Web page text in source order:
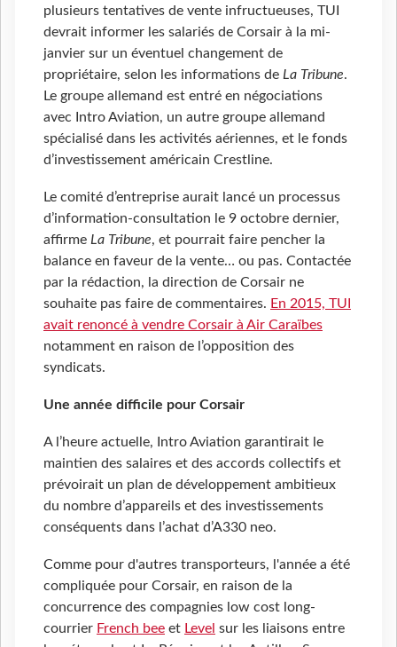
plusieurs tentatives de vente infructueuses, TUI
devrait informer les salariés de Corsair à la mi-
janvier sur un éventuel changement de
propriétaire, selon les informations de La Tribune.
Le groupe allemand est entré en négociations
avec Intro Aviation, un autre groupe allemand
spécialisé dans les activités aériennes, et le fonds
d’investissement américain Crestline.
Le comité d’entreprise aurait lancé un processus
d’information-consultation le 9 octobre dernier,
affirme La Tribune, et pourrait faire pencher la
balance en faveur de la vente… ou pas. Contactée
par la rédaction, la direction de Corsair ne
souhaite pas faire de commentaires. En 2015, TUI
avait renoncé à vendre Corsair à Air Caraïbes
notamment en raison de l’opposition des
syndicats.
Une année difficile pour Corsair
A l’heure actuelle, Intro Aviation garantirait le
maintien des salaires et des accords collectifs et
prévoirait un plan de développement ambitieux
du nombre d’appareils et des investissements
conséquents dans l’achat d’A330 neo.
Comme pour d'autres transporteurs, l'année a été
compliquée pour Corsair, en raison de la
concurrence des compagnies low cost long-
courrier French bee et Level sur les liaisons entre